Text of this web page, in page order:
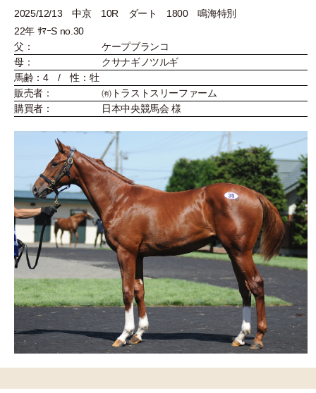
2025/12/13 中京 10R ダート 1800 鳴海特別
22年 ｻﾏｰS no.30
父：
ケープブランコ
母：
クサナギノツルギ
馬齢：4 / 性：牡
販売者：
㈲トラストスリーファーム
購買者：
日本中央競馬会 様